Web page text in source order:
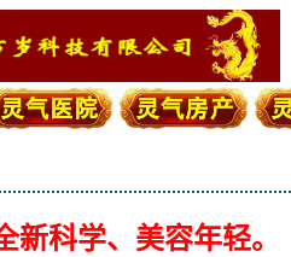
新科学、美容年轻。